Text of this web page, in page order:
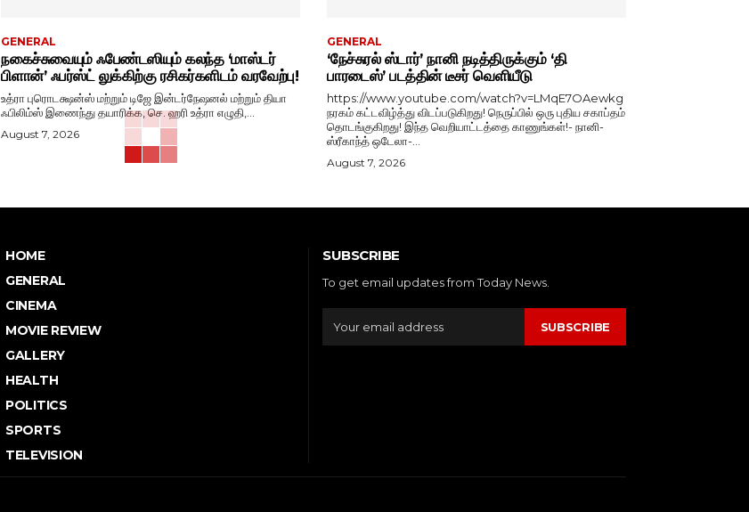
GENERAL
நகைச்சுவையும் ஃபேண்டஸியும் கலந்த ‘மாஸ்டர்
பிளான்’ ஃபர்ஸ்ட் லுக்கிற்கு ரசிகர்களிடம் வரவேற்பு!
உத்ரா புரொடக்ஷன்ஸ் மற்றும் டிஜே இன்டர்நேஷனல் மற்றும் தியா
ஃபிலிம்ஸ் இணைந்து தயாரிக்க, செ. ஹரி உத்ரா எழுதி,...
August 7, 2026
GENERAL
‘நேச்சுரல் ஸ்டார்’ நானி நடித்திருக்கும் ‘தி
பாரடைஸ்’ படத்தின் டீசர் வெளியீடு
https://www.youtube.com/watch?v=LMqE7OAewkg
நரகம் கட்டவிழ்த்து விடப்படுகிறது! நெருப்பில் ஒரு புதிய சகாப்தம்
தொடங்குகிறது! இந்த வெறியாட்டத்தை காணுங்கள்!- நானி-
ஸ்ரீகாந்த் ஒடேலா-...
August 7, 2026
HOME
GENERAL
CINEMA
MOVIE REVIEW
GALLERY
HEALTH
POLITICS
SPORTS
TELEVISION
SUBSCRIBE
To get email updates from Today News.
SUBSCRIBE